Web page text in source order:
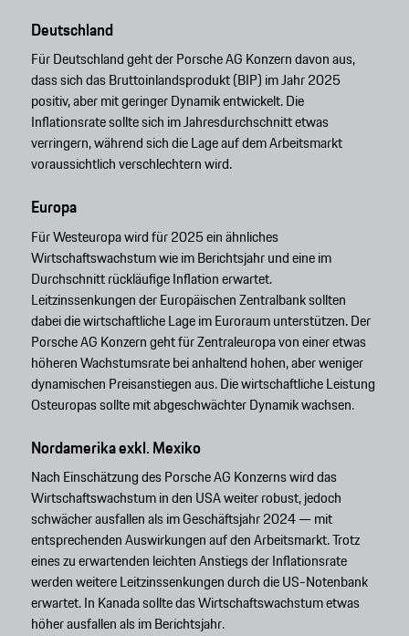
Deutschland
Für Deutschland geht der Porsche AG Konzern davon aus,
dass sich das Bruttoinlandsprodukt (BIP) im Jahr 2025
positiv, aber mit geringer Dynamik entwickelt. Die
Inflationsrate sollte sich im Jahresdurchschnitt etwas
verringern, während sich die Lage auf dem Arbeitsmarkt
voraussichtlich verschlechtern wird.
Europa
Für Westeuropa wird für 2025 ein ähnliches
Wirtschaftswachstum wie im Berichtsjahr und eine im
Durchschnitt rückläufige Inflation erwartet.
Leitzinssenkungen der Europäischen Zentralbank sollten
dabei die wirtschaftliche Lage im Euroraum unterstützen. Der
Porsche AG Konzern geht für Zentraleuropa von einer etwas
höheren Wachstumsrate bei anhaltend hohen, aber weniger
dynamischen Preisanstiegen aus. Die wirtschaftliche Leistung
Osteuropas sollte mit abgeschwächter Dynamik wachsen.
Nordamerika exkl. Mexiko
Nach Einschätzung des Porsche AG Konzerns wird das
Wirtschaftswachstum in den USA weiter robust, jedoch
schwächer ausfallen als im Geschäftsjahr 2024 — mit
entsprechenden Auswirkungen auf den Arbeitsmarkt. Trotz
eines zu erwartenden leichten Anstiegs der Inflationsrate
werden weitere Leitzinssenkungen durch die US-Notenbank
erwartet. In Kanada sollte das Wirtschaftswachstum etwas
höher ausfallen als im Berichtsjahr.